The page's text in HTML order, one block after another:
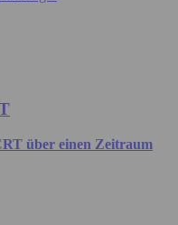
über einen Zeitraum